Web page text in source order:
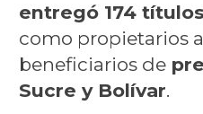
entregó 174 títulos
como propietarios
beneficiarios de
Sucre y Bolívar.